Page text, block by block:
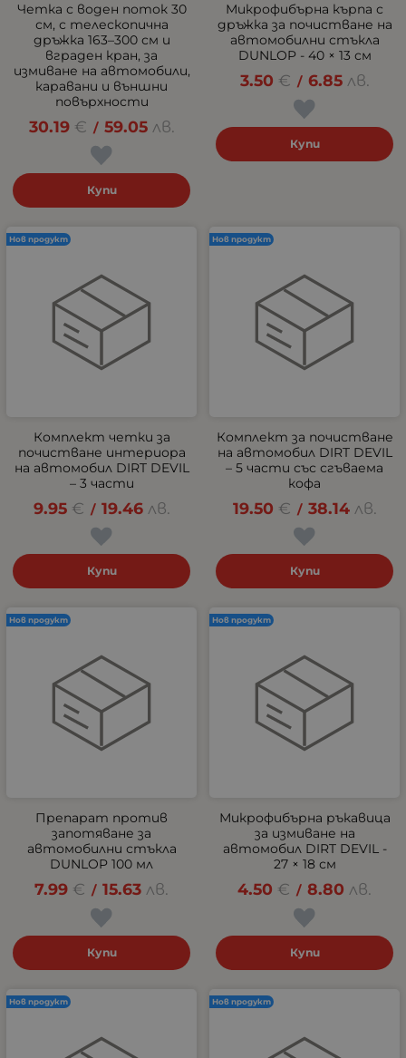
Четка с воден поток 30
см, с телескопична
дръжка 163–300 см и
вграден кран, за
измиване на автомобили,
каравани и външни
повърхности
30.19 € / 59.05 лв.
Купи
Микрофибърна кърпа с
дръжка за почистване на
автомобилни стъкла
DUNLOP - 40 × 13 см
3.50 € / 6.85 лв.
Купи
Комплект четки за
почистване интериора
на автомобил DIRT DEVIL
– 3 части
9.95 € / 19.46 лв.
Купи
Нов продукт
Комплект за почистване
на автомобил DIRT DEVIL
– 5 части със сгъваема
кофа
19.50 € / 38.14 лв.
Купи
Нов продукт
Препарат против
запотяване за
автомобилни стъкла
DUNLOP 100 мл
7.99 € / 15.63 лв.
Купи
Нов продукт
Микрофибърна ръкавица
за измиване на
автомобил DIRT DEVIL -
27 × 18 см
4.50 € / 8.80 лв.
Купи
Нов продукт
Нов продукт Нов продукт